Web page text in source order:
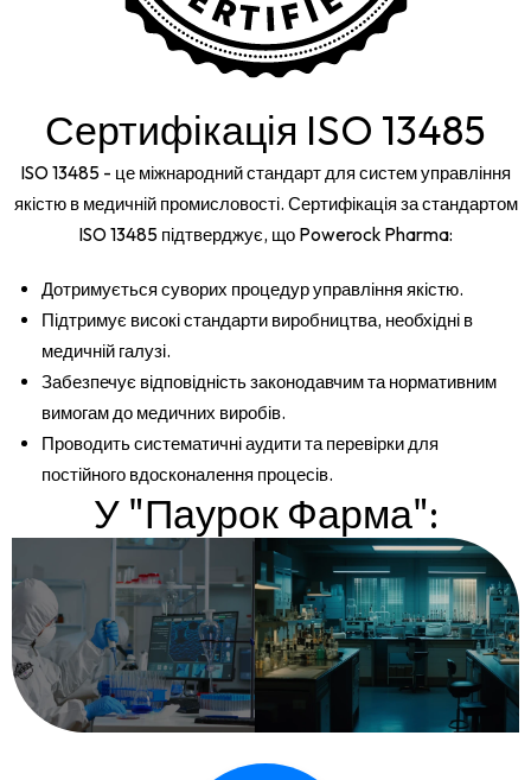
Сертифікація ISO 13485
ISO 13485 - це міжнародний стандарт для систем управління
якістю в медичній промисловості. Сертифікація за стандартом
ISO 13485 підтверджує, що Powerock Pharma:
Дотримується суворих процедур управління якістю.
Підтримує високі стандарти виробництва, необхідні в
медичній галузі.
Забезпечує відповідність законодавчим та нормативним
вимогам до медичних виробів.
Проводить систематичні аудити та перевірки для
постійного вдосконалення процесів.
У "Паурок Фарма":